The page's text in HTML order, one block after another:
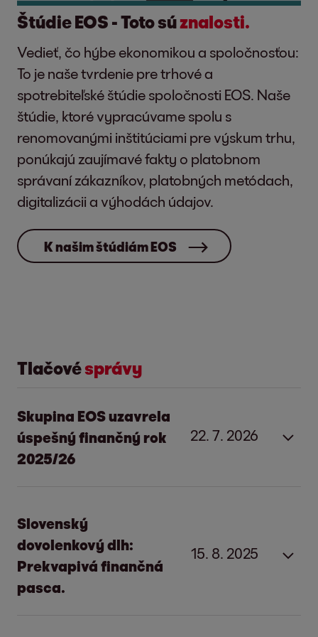
Štúdie EOS - Toto súznalosti.
Vedieť, čo hýbe ekonomikou a spoločnosťou:
To je naše tvrdenie pre trhové a
spotrebiteľské štúdie spoločnosti EOS. Naše
štúdie, ktoré vypracúvame spolu s
renomovanými inštitúciami pre výskum trhu,
ponúkajú zaujímavé fakty o platobnom
správaní zákazníkov, platobných metódach,
digitalizácii a výhodách údajov.
K našim štúdiám EOS
Tlačovésprávy
Skupina EOS uzavrela
úspešný finančný rok
2025/26
22. 7. 2026
Silné investície a prevádzková
excelentnosť:Skupina EOS
uzatvára úspešný hospodársky
rok
Slovenský
dovolenkový dlh:
Prekvapivá finančná
pasca.
15. 8. 2025